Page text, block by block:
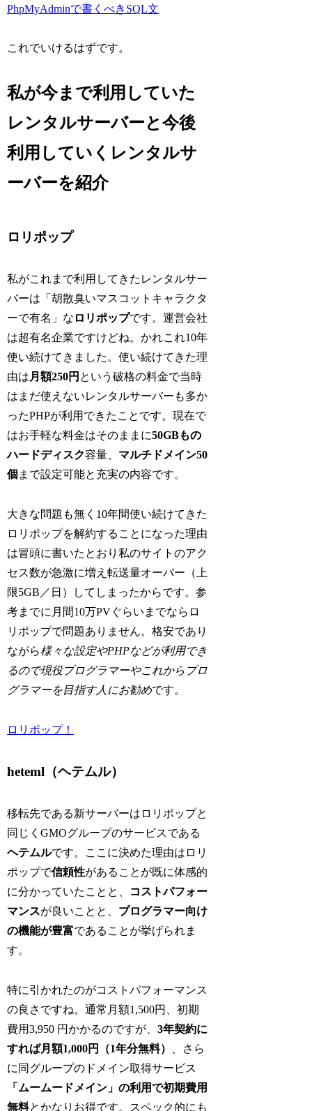
PhpMyAdminで書くべきSQL文
これでいけるはずです。
私が今まで利用していた
レンタルサーバーと今後
利用していくレンタルサ
ーバーを紹介
ロリポップ
私がこれまで利用してきたレンタルサー
バーは「胡散臭いマスコットキャラクタ
ーで有名」な ロリポップです。運営会社
は超有名企業ですけどね。かれこれ10年
使い続けてきました。使い続けてきた理
由は月額250円 という破格の料金で当時
はまだ使えないレンタルサーバーも多か
ったPHPが利用できたことです。現在で
はお手軽な料金はそのままに50GBもの
ハードディスク容量、 マルチドメイン50
個 まで設定可能と充実の内容です。
大きな問題も無く10年間使い続けてきた
ロリポップを解約することになった理由
は冒頭に書いたとおり私のサイトのアク
セス数が急激に増え転送量オーバー（上
限5GB／日）してしまったからです。参
考までに月間10万PVぐらいまでならロ
リポップで問題ありません。格安であり
ながら様々な設定やPHPなどが利用でき
るので現役プログラマーやこれからプロ
グラマーを目指す人にお勧めです。
ロリポップ！
heteml（ヘテムル）
移転先である新サーバーはロリポップと
同じくGMOグループのサービスである
ヘテムルです。ここに決めた理由はロリ
ポップで信頼性があることが既に体感的
に分かっていたことと、
コストパフォー
マンスが良いことと、 プログラマー向け
の機能が豊富であることが挙げられま
す。
特に引かれたのがコストパフォーマンス
の良さですね。通常月額1,500円、初期
費用3,950 円かかるのですが、3年契約に
すれば月額1,000円（1年分無料）
、さら
に同グループのドメイン取得サービス
「ムームードメイン」の利用で初期費用
無料とかなりお得です。スペック的にも